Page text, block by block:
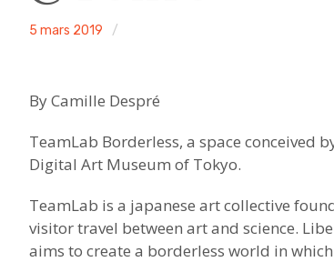
ACA
5 mars 2019
By Camille Despré
TeamLab Borderless, a space conceived
Digital Art Museum of Tokyo.
TeamLab is a japanese art collective
visitor travel between art and science.
aims to create a borderless world in